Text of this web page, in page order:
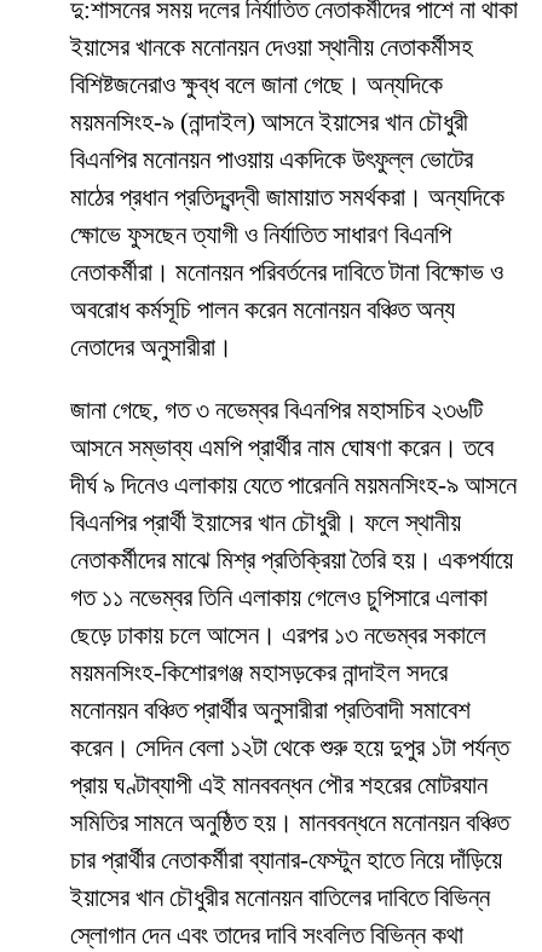
দু:শাসনের সময় দলের নির্যাতিত নেতাকর্মীদের পাশে না থাকা
ইয়াসের খানকে মনোনয়ন দেওয়া স্থানীয় নেতাকর্মীসহ
বিশিষ্টজনেরাও ক্ষুব্ধ বলে জানা গেছে। অন্যদিকে
ময়মনসিংহ-৯ (নান্দাইল) আসনে ইয়াসের খান চৌধুরী
বিএনপির মনোনয়ন পাওয়ায় একদিকে উৎফুল্ল ভোটের
মাঠের প্রধান প্রতিদ্বন্দ্বী জামায়াত সমর্থকরা। অন্যদিকে
ক্ষোভে ফুসছেন ত্যাগী ও নির্যাতিত সাধারণ বিএনপি
নেতাকর্মীরা। মনোনয়ন পরিবর্তনের দাবিতে টানা বিক্ষোভ ও
অবরোধ কর্মসূচি পালন করেন মনোনয়ন বঞ্চিত অন্য
নেতাদের অনুসারীরা।
জানা গেছে, গত ৩ নভেম্বর বিএনপির মহাসচিব ২৩৬টি
আসনে সম্ভাব্য এমপি প্রার্থীর নাম ঘোষণা করেন। তবে
দীর্ঘ ৯ দিনেও এলাকায় যেতে পারেননি ময়মনসিংহ-৯ আসনে
বিএনপির প্রার্থী ইয়াসের খান চৌধুরী। ফলে স্থানীয়
নেতাকর্মীদের মাঝে মিশ্র প্রতিক্রিয়া তৈরি হয়। একপর্যায়ে
গত ১১ নভেম্বর তিনি এলাকায় গেলেও চুপিসারে এলাকা
ছেড়ে ঢাকায় চলে আসেন। এরপর ১৩ নভেম্বর সকালে
ময়মনসিংহ-কিশোরগঞ্জ মহাসড়কের নান্দাইল সদরে
মনোনয়ন বঞ্চিত প্রার্থীর অনুসারীরা প্রতিবাদী সমাবেশ
করেন। সেদিন বেলা ১২টা থেকে শুরু হয়ে দুপুর ১টা পর্যন্ত
প্রায় ঘণ্টাব্যাপী এই মানববন্ধন পৌর শহরের মোটরযান
সমিতির সামনে অনুষ্ঠিত হয়। মানববন্ধনে মনোনয়ন বঞ্চিত
চার প্রার্থীর নেতাকর্মীরা ব্যানার-ফেস্টুন হাতে নিয়ে দাঁড়িয়ে
ইয়াসের খান চৌধুরীর মনোনয়ন বাতিলের দাবিতে বিভিন্ন
স্লোগান দেন এবং তাদের দাবি সংবলিত বিভিন্ন কথা